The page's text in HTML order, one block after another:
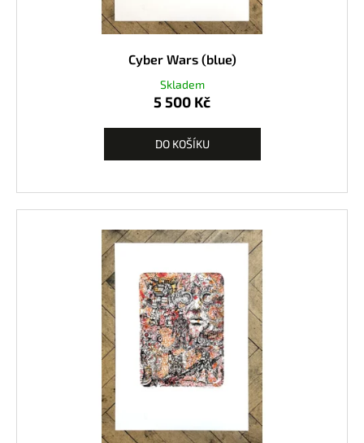
Cyber Wars (blue)
Skladem
5 500 Kč
DO KOŠÍKU